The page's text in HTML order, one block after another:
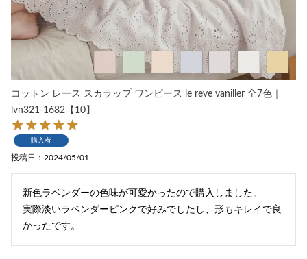
コットン レース スカラップ ワンピース le reve vaniller 全7色｜
lvn321-1682【10】
購入者
投稿日 2024/05/01
新色ラベンダーの色味が可愛かったので購入しました。
実際淡いラベンダーピンクで好みでしたし、形もキレイで良
かったです。